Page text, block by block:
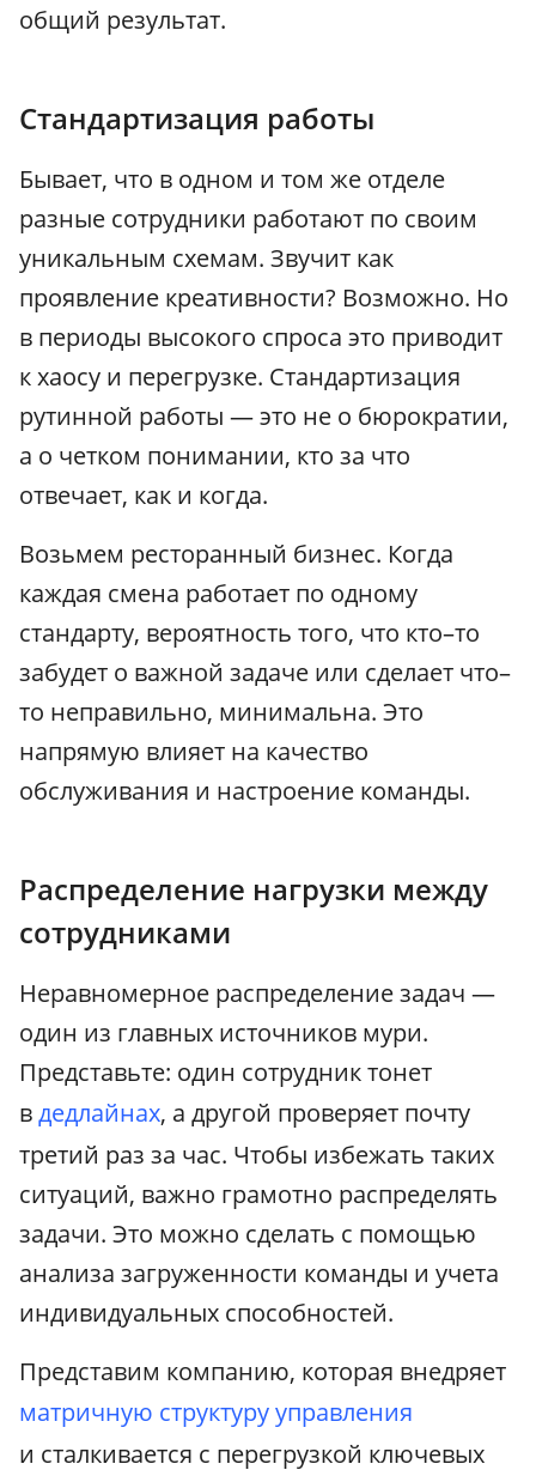
общий результат.
Стандартизация работы
Бывает, что в одном и том же отделе
разные сотрудники работают по своим
уникальным схемам. Звучит как
проявление креативности? Возможно. Но
в периоды высокого спроса это приводит
к хаосу и перегрузке. Стандартизация
рутинной работы — это не о бюрократии,
а о четком понимании, кто за что
отвечает, как и когда.
Возьмем ресторанный бизнес. Когда
каждая смена работает по одному
стандарту, вероятность того, что кто–то
забудет о важной задаче или сделает что–
то неправильно, минимальна. Это
напрямую влияет на качество
обслуживания и настроение команды.
Распределение нагрузки между
сотрудниками
Неравномерное распределение задач —
один из главных источников мури.
Представьте: один сотрудник тонет
вдедлайнах, а другой проверяет почту
третий раз за час. Чтобы избежать таких
ситуаций, важно грамотно распределять
задачи. Это можно сделать с помощью
анализа загруженности команды и учета
индивидуальных способностей.
Представим компанию, которая внедряет
матричную структуру управления
и сталкивается с перегрузкой ключевых